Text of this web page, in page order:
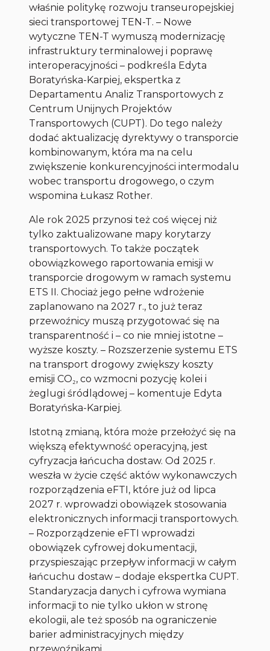
właśnie politykę rozwoju transeuropejskiej
sieci transportowej TEN-T. – Nowe
wytyczne TEN-T wymuszą modernizację
infrastruktury terminalowej i poprawę
interoperacyjności – podkreśla Edyta
Boratyńska-Karpiej, ekspertka z
Departamentu Analiz Transportowych z
Centrum Unijnych Projektów
Transportowych (CUPT). Do tego należy
dodać aktualizację dyrektywy o transporcie
kombinowanym, która ma na celu
zwiększenie konkurencyjności intermodalu
wobec transportu drogowego, o czym
wspomina Łukasz Rother.
Ale rok 2025 przynosi też coś więcej niż
tylko zaktualizowane mapy korytarzy
transportowych. To także początek
obowiązkowego raportowania emisji w
transporcie drogowym w ramach systemu
ETS II. Chociaż jego pełne wdrożenie
zaplanowano na 2027 r., to już teraz
przewoźnicy muszą przygotować się na
transparentność i – co nie mniej istotne –
wyższe koszty. – Rozszerzenie systemu ETS
na transport drogowy zwiększy koszty
emisji CO₂, co wzmocni pozycję kolei i
żeglugi śródlądowej – komentuje Edyta
Boratyńska-Karpiej.
Istotną zmianą, która może przełożyć się na
większą efektywność operacyjną, jest
cyfryzacja łańcucha dostaw. Od 2025 r.
weszła w życie część aktów wykonawczych
rozporządzenia eFTI, które już od lipca
2027 r. wprowadzi obowiązek stosowania
elektronicznych informacji transportowych.
– Rozporządzenie eFTI wprowadzi
obowiązek cyfrowej dokumentacji,
przyspieszając przepływ informacji w całym
łańcuchu dostaw – dodaje ekspertka CUPT.
Standaryzacja danych i cyfrowa wymiana
informacji to nie tylko ukłon w stronę
ekologii, ale też sposób na ograniczenie
barier administracyjnych między